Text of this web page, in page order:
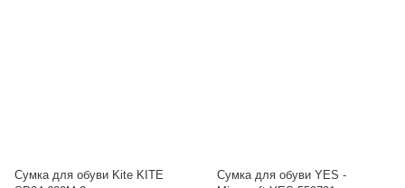
Сумка для обуви Kite KITE
Сумка для обуви YES -